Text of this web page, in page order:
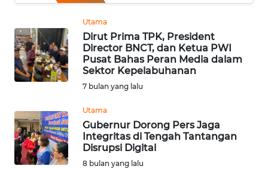
Utama
Dirut Prima TPK, President
Director BNCT, dan Ketua PWI
Pusat Bahas Peran Media dalam
Sektor Kepelabuhanan
7 bulan yang lalu
Utama
Gubernur Dorong Pers Jaga
Integritas di Tengah Tantangan
Disrupsi Digital
8 bulan yang lalu
SERBI
OPINI
Informasi
BERITA
KONTAK
KAMI